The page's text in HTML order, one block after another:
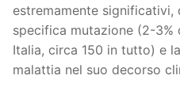
estremamente
specifica mutazione (2-3%
Italia, circa 150 in tutto) e
malattia nel suo decorso